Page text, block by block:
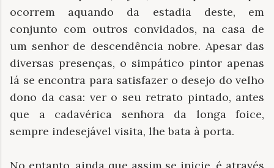
ocorrem aquando da estadia deste, em
conjunto com outros convidados, na casa de
um senhor de descendência nobre. Apesar das
diversas presenças, o simpático pintor apenas
lá se encontra para satisfazer o desejo do velho
dono da casa: ver o seu retrato pintado, antes
que a cadavérica senhora da longa foice,
sempre indesejável visita, lhe bata à porta.
No entanto, ainda que assim se inicie, é através